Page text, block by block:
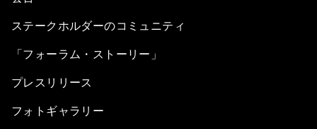
ステークホルダーのコミュニティ
「フォーラム・ストーリー」
プレスリリース
フォトギャラリー